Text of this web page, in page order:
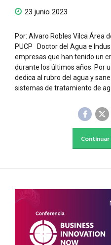
23 junio 2023
Por: Alvaro Robles Vilca Área
PUCP Doctor del Agua e
empresas que han tenido un
durante los últimos años. Por
dedica al rubro del agua y
sistemas de tratamiento de